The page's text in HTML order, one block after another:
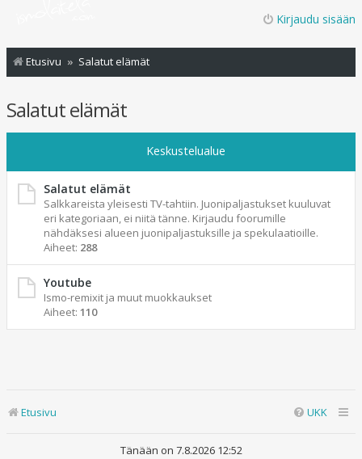
Kirjaudu sisään
Etusivu Salatut elämät
Salatut elämät
Keskustelualue
Salatut elämät
Salkkareista yleisesti TV-tahtiin. Juonipaljastukset kuuluvat
eri kategoriaan, ei niitä tänne. Kirjaudu foorumille
nähdäksesi alueen juonipaljastuksille ja spekulaatioille.
Aiheet: 288
Youtube
Ismo-remixit ja muut muokkaukset
Aiheet: 110
Etusivu UKK
Tänään on 7.8.2026 12:52